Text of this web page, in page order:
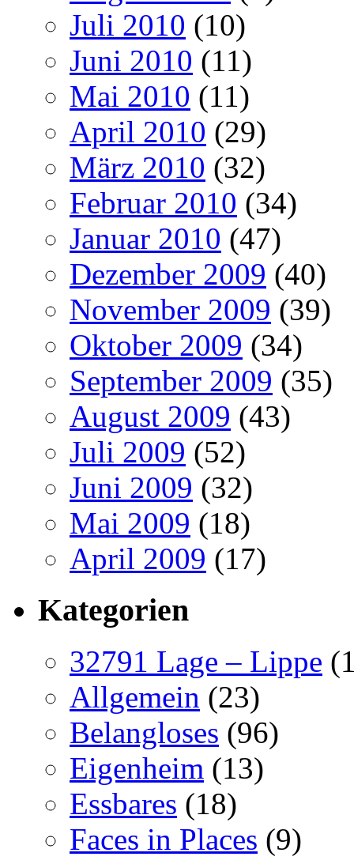
Juli 2010 (10)
Juni 2010 (11)
Mai 2010 (11)
April 2010 (29)
März 2010 (32)
Februar 2010 (34)
Januar 2010 (47)
Dezember 2009 (40)
November 2009 (39)
Oktober 2009 (34)
September 2009 (35)
August 2009 (43)
Juli 2009 (52)
Juni 2009 (32)
Mai 2009 (18)
April 2009 (17)
Kategorien
32791 Lage – Lippe
Allgemein (23)
Belangloses (96)
Eigenheim (13)
Essbares (18)
Faces in Places (9)